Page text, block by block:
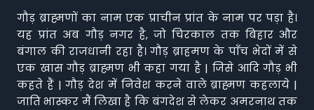
गौड़ ब्राह्मणों का नाम एक प्राचीन प्रांत के नाम पर पड़ा है।
यह प्रांत अब गौड़ नगर है, जो चिरकाल तक बिहार और
बंगाल की राजधानी रहा है। गौड़ ब्राहमण के पाँच भेदों में से
एक खास गौड़ ब्राह्मण भी कहा गया है | जिसे आदि गौड़ भी
कहते हैं | गौड़ देश में निवेश करने वाले ब्राह्मण कहलाये |
जाति भास्कर मैं लिखा है कि बंगदेश से लेकर अमरनाथ तक